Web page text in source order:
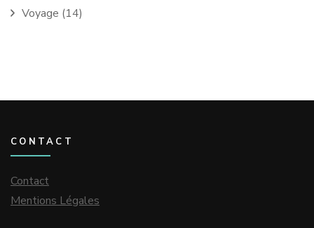
Voyage (14)
CONTACT
Contact
Mentions Légales